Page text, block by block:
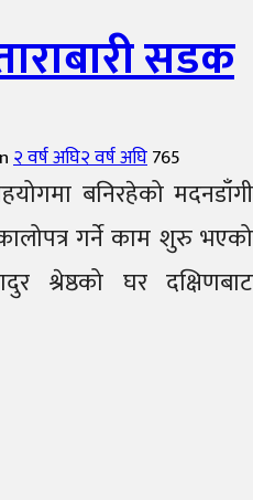
सडक
२ वर्ष अघि२ वर्ष अघि765
बनिरहेको मदनडाँगी
गर्ने काम शुरु भएको
श्रेष्ठको घर दक्षिणबाट